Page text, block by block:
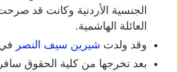
الجنسية الأردنية وكانت قد
العائلة الهاشمية.
وقد ولدت شيرين سيف النصر
بعد تخرجها من كلية الحقوق